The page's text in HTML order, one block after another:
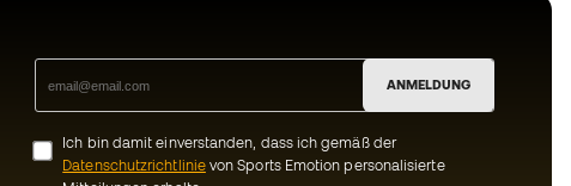
ANMELDUNG
Ich bin damit einverstanden, dass ich gemäß der
Datenschutzrichtlinievon Sports Emotion personalisierte